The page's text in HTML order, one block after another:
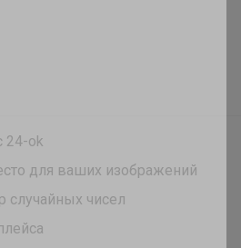
24-ok
для ваших изображений
случайных чисел